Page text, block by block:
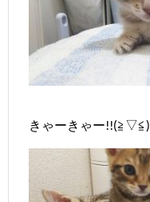
きゃーきゃー!!(≧▽≦)